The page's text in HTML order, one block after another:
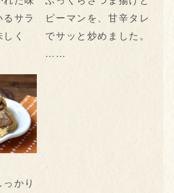
サラ
く
ピーマンを、甘辛タレ
でサッと炒めました。
……
かり